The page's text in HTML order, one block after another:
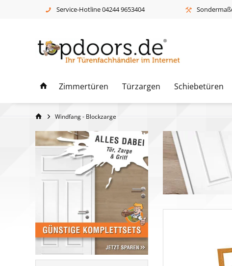
Service-Hotline 04244 9653404
Zimmertüren Türzargen Schiebetüren
Windfang - Blockzarge